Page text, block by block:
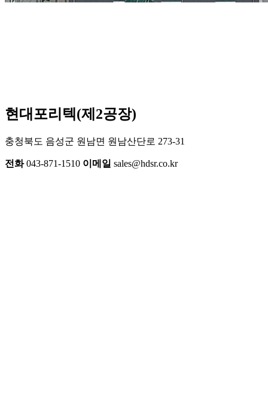
현대포리텍(제2공장)
충청북도 음성군 원남면 원남산단로 273-31
전화043-871-1510 이메일 sales@hdsr.co.kr